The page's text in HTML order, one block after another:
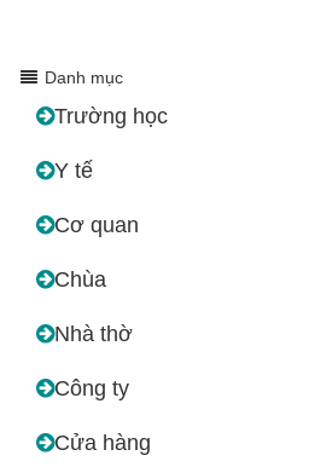
Danh mục
Trường học
Y tế
Cơ quan
Chùa
Nhà thờ
Công ty
Cửa hàng